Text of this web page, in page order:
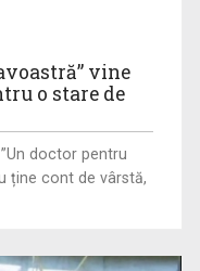
„Filmul de artă”
vine
o stare de
doctor pentru
ține cont de vârstă,